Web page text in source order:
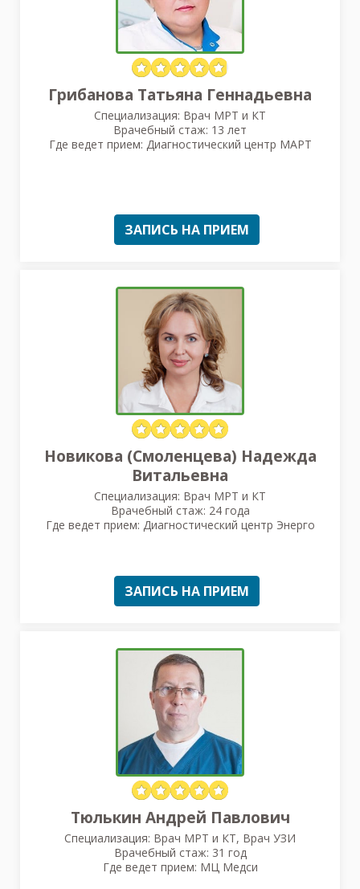
Грибанова Татьяна Геннадьевна
Специализация: Врач МРТ и КТ
Врачебный стаж: 13 лет
Где ведет прием: Диагностический центр МАРТ
ЗАПИСЬ НА ПРИЕМ
Новикова (Смоленцева) Надежда
Витальевна
Специализация: Врач МРТ и КТ
Врачебный стаж: 24 года
Где ведет прием: Диагностический центр Энерго
ЗАПИСЬ НА ПРИЕМ
Тюлькин Андрей Павлович
Специализация: Врач МРТ и КТ, Врач УЗИ
Врачебный стаж: 31 год
Где ведет прием: МЦ Медси